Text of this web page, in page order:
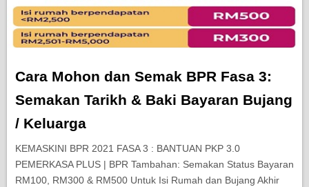
Cara Mohon dan Semak BPR Fasa 3:
Semakan Tarikh & Baki Bayaran Bujang
/ Keluarga
KEMASKINI BPR 2021 FASA 3 : BANTUAN PKP 3.0
PEMERKASA PLUS | BPR Tambahan: Semakan Status Bayaran
RM100, RM300 & RM500 Untuk Isi Rumah dan Bujang Akhir